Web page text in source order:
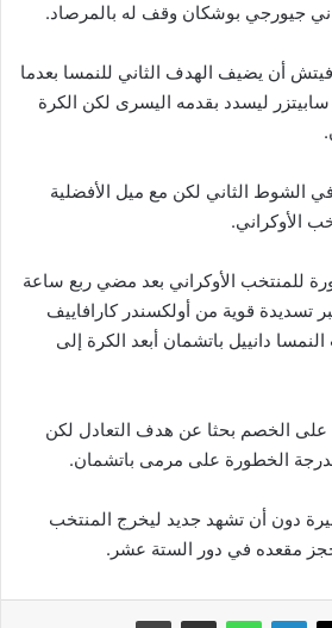
جيورجي بوشكان وقف له بالمرصاد.
أن يضيف الهدف الثاني للنمسا بعدما
ليسدد بقدمه اليسرى لكن الكرة
في الشوط الثاني لكن مع ميل الأفضلية
الأوكراني.
للمنتخب الأوكراني بعد مضي ربع ساعة
تسديدة قوية من أولكسندر كارافاييف
دانييل باتشمان أبعد الكرة إلى
على الخصم بحثا عن هدف التعادل لكن
الخطورة على مرمى باتشمان.
دون أن تشهد جديد ليخرج المنتخب
مقعده في دور الستة عشر.